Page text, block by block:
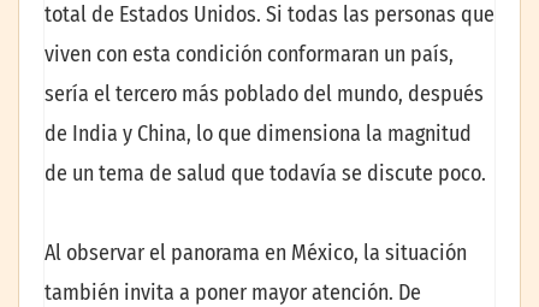
total de Estados Unidos. Si todas las personas que
viven con esta condición conformaran un país,
sería el tercero más poblado del mundo, después
de India y China, lo que dimensiona la magnitud
de un tema de salud que todavía se discute poco.
Al observar el panorama en México, la situación
también invita a poner mayor atención. De